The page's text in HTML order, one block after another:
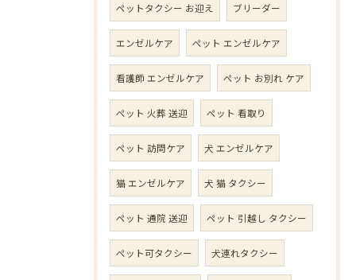
ペットタクシー お迎え ブリーダー
エンゼルケア ペット エンゼルケア
看護師 エンゼルケア ペット お別れ ケア
ペット 火葬 送迎 ペット 看取り
ペット 訪問ケア 犬 エンゼルケア
猫 エンゼルケア 犬 猫 タクシー
ペット 通院 送迎 ペット 引越し タクシー
ペット可タクシー 犬連れタクシー